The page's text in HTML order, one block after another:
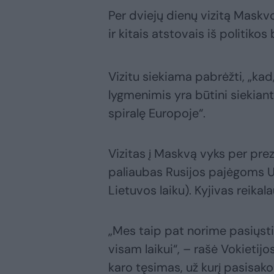
Per dviejų dienų vizitą
ir kitais atstovais iš politikos
Vizitu siekiama pabrėžti,
lygmenimis yra būtini
spiralę Europoje“.
Vizitas į Maskvą vyks per
paliaubas Rusijos pajėgoms
Lietuvos laiku). Kyjivas
„Mes taip pat norime
visam laikui“, – rašė
karo tęsimas, už kurį